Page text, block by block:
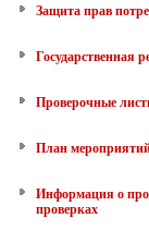
Защита прав
Государственная
Проверочные
План
Информация о
проверках